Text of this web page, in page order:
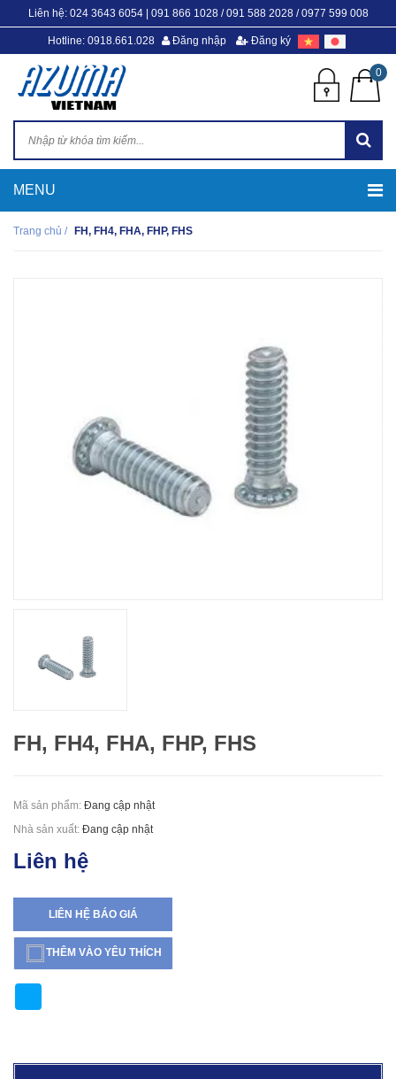
Liên hệ: 024 3643 6054| 091 866 1028 / 091 588 2028 / 0977 599 008
Hotline: 0918.661.028 Đăng nhập Đăng ký
0
Trang chủ / FH, FH4, FHA, FHP, FHS
FH, FH4, FHA, FHP, FHS
Mã sản phẩm: Đang cập nhật
Nhà sản xuất: Đang cập nhật
Liên hệ
LIÊN HỆ BÁO GIÁ
THÊM VÀO YÊU THÍCH